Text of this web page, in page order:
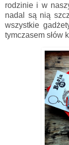
rodzinie i w
nadal są nią
wszystkie
tymczasem słów